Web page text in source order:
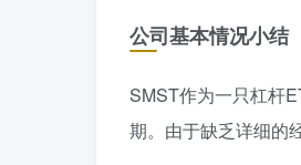
公司基本情况小结
SMST作为一只杠杆
期。由于缺乏详细的